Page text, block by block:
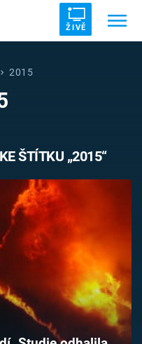
ŽIVĚ
SVĚTOVÁ VÁLKA
2015
ŠTÍTKU „2015“